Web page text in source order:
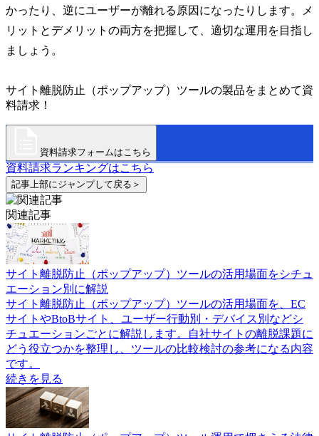
かったり、逆にユーザーが離れる原因になったりします。メ
リットとデメリットの両方を把握して、適切な運用を目指し
ましょう。
サイト離脱防止（ポップアップ）ツールの製品をまとめて資
料請求！
資料請求フォームはこちら
資料請求ランキングはこちら
記事上部にジャンプして戻る＞
関連記事
サイト離脱防止（ポップアップ）ツールの活用場面をシチュ
エーション別に解説
サイト離脱防止（ポップアップ）ツールの活用場面を、EC
サイトやBtoBサイト、ユーザー行動別・デバイス別などシ
チュエーションごとに解説します。自社サイトの離脱課題に
どう役立つかを整理し、ツールの比較検討の参考になる内容
です。
続きを見る